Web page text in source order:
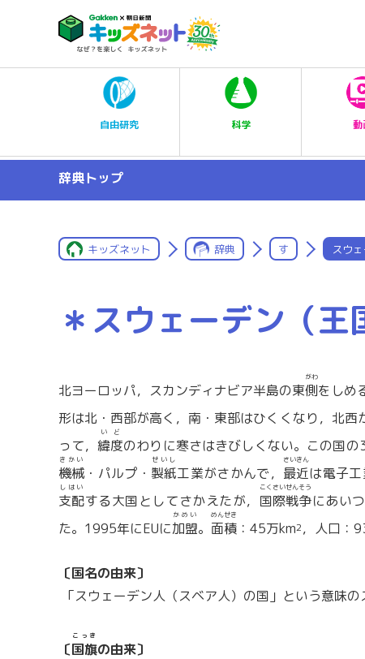
自由研究 科学 動
辞典トップ
キッズネット 辞典 す スウ
＊スウェーデン（王
北ヨーロッパ，スカンディナビア半島の東側
がわ
をしめ
形は北・西部が高く，南・東部はひくくなり，北西
って， 緯度
いど
のわりに寒さはきびしくない。この国の
機械
きかい
・パルプ・ 製紙
せいし
工業がさかんで， 最近
さいきん
は電子
支配
しはい
する大国としてさかえたが， 国際戦争
こくさいせんそう
にあい
た。1995年にEUに加盟
かめい
。 面積
めんせき
：45万km2，人口：
〔国名の由来〕
「スウェーデン人（スベア人）の国」という意味の
〔国旗
こっき
の由来〕